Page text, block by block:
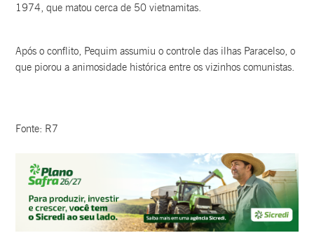
1974, que matou cerca de 50 vietnamitas.
Após o conflito, Pequim assumiu o controle das ilhas Paracelso, o
que piorou a animosidade histórica entre os vizinhos comunistas.
Fonte: R7